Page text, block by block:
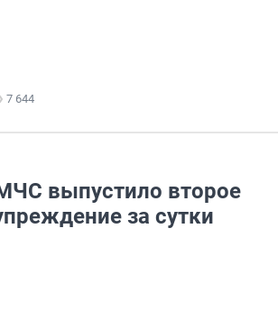
7 644
выпустило второе
за сутки